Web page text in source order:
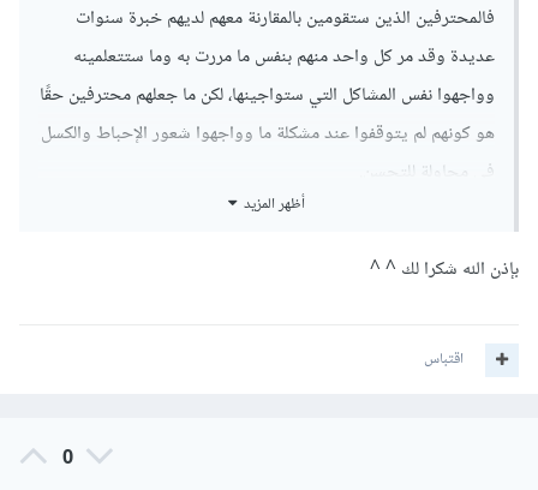
فالمحترفين الذين ستقومين بالمقارنة معهم لديهم خبرة سنوات
عديدة وقد مر كل واحد منهم بنفس ما مررت به وما ستتعلمينه
وواجهوا نفس المشاكل التي ستواجينها، لكن ما جعلهم محترفين حقًا
هو كونهم لم يتوقفوا عند مشكلة ما وواجهوا شعور الإحباط والكسل
في محاولة للتحسن.
أظهر المزيد
بإذن الله شكرا لك ^ ^
اقتباس
0